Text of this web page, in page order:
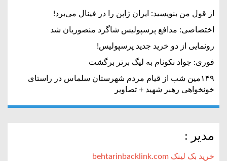
از قول من بنویسید: ایران ژاپن را در فینال می‌برد!
اختصاصی: مدافع پرسپولیس شاگرد منصوریان شد
رونمایی از دو خرید جدید پرسپولیس!
فوری: جواد نکونام به لیگ برتر برگشت
۱۴۹مین شب از قیام مردم شهرستان سلماس در راستای
خونخواهی رهبر شهید + تصاویر
مدیر :
خرید بک لینک behtarinbacklink.com